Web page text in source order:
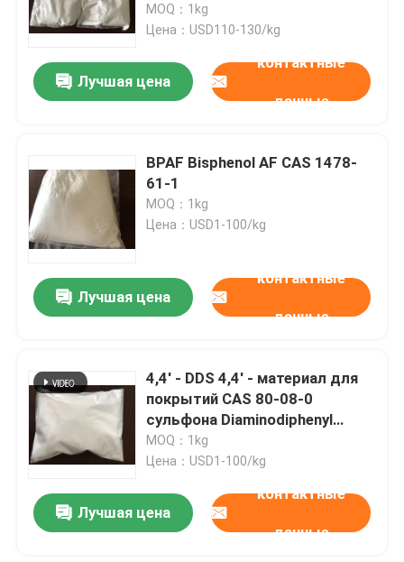
MOQ：1kg
Цена：USD110-130/kg
Лучшая цена
контактные
данные
BPAF Bisphenol AF CAS 1478-
61-1
MOQ：1kg
Цена：USD1-100/kg
Лучшая цена
контактные
данные
4,4' - DDS 4,4' - материал для
покрытий CAS 80-08-0
сульфона Diaminodiphenyl
резиновый
MOQ：1kg
Цена：USD1-100/kg
Лучшая цена
контактные
данные